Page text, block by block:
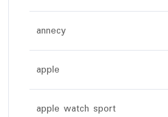
annecy
apple
apple watch sport